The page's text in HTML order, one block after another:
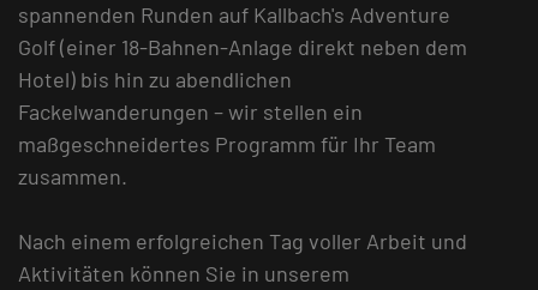
spannenden Runden auf Kallbach's Adventure
Golf (einer 18-Bahnen-Anlage direkt neben dem
Hotel) bis hin zu abendlichen
Fackelwanderungen – wir stellen ein
maßgeschneidertes Programm für Ihr Team
zusammen.
Nach einem erfolgreichen Tag voller Arbeit und
Aktivitäten können Sie in unserem